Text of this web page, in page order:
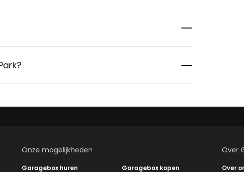
Onze mogelijkheden
Garagebox huren Garagebox kopen
Over
Over